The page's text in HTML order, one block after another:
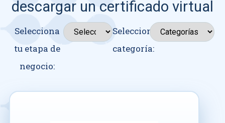
descargar un certificado virtual
Selecciona
tu etapa de
negocio:
Seleccionar
categoría: